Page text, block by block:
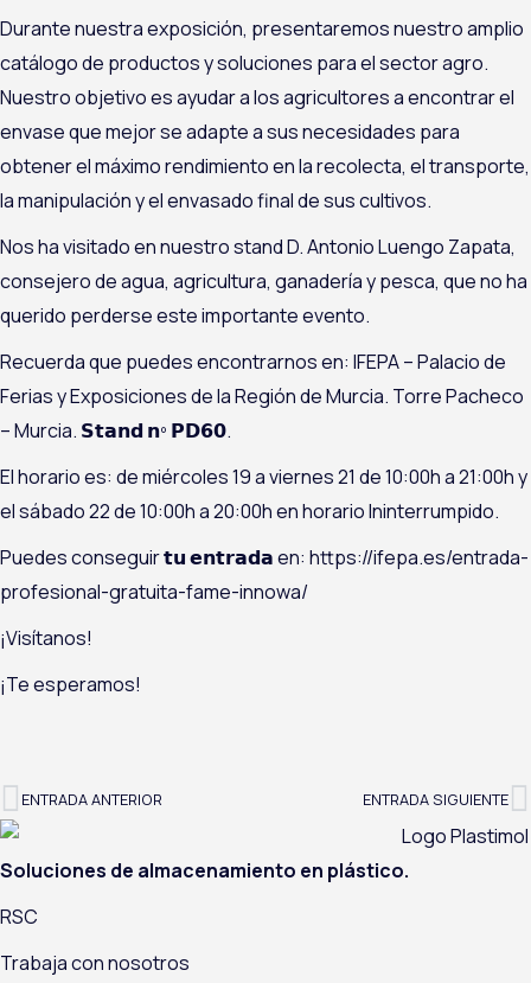
Durante nuestra exposición, presentaremos nuestro amplio
catálogo de productos y soluciones para el sector agro.
Nuestro objetivo es ayudar a los agricultores a encontrar el
envase que mejor se adapte a sus necesidades para
obtener el máximo rendimiento en la recolecta, el transporte,
la manipulación y el envasado final de sus cultivos.
Nos ha visitado en nuestro stand D. Antonio Luengo Zapata,
consejero de agua, agricultura, ganadería y pesca, que no ha
querido perderse este importante evento.
Recuerda que puedes encontrarnos en: IFEPA – Palacio de
Ferias y Exposiciones de la Región de Murcia. Torre Pacheco
– Murcia. 𝗦𝘁𝗮𝗻𝗱 𝗻º 𝗣𝗗𝟲𝟬.
El horario es: de miércoles 19 a viernes 21 de 10:00h a 21:00h y
el sábado 22 de 10:00h a 20:00h en horario Ininterrumpido.
Puedes conseguir 𝘁𝘂 𝗲𝗻𝘁𝗿𝗮𝗱𝗮 en: https://ifepa.es/entrada-
profesional-gratuita-fame-innowa/
¡Visítanos!
¡Te esperamos!
Ant
ENTRADA ANTERIOR ENTRADA SIGUIENTE
Soluciones de almacenamiento en plástico.
RSC
Trabaja con nosotros